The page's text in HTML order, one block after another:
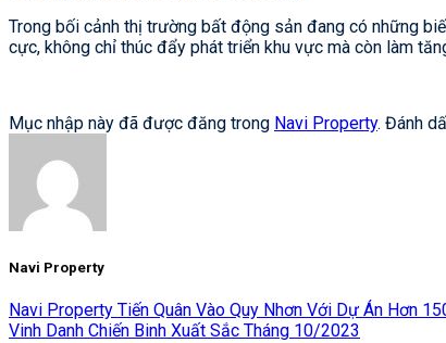
Trong bối cảnh thị trường bất động sản đang có những
cực, không chỉ thúc đẩy phát triển khu vực mà còn làm
Mục nhập này đã được đăng trong Navi Property. Đánh
Navi Property
Navi Property Tiến Quân Vào Quy Nhơn Với Dự Án Hơn
Vinh Danh Chiến Binh Xuất Sắc Tháng 10/2023